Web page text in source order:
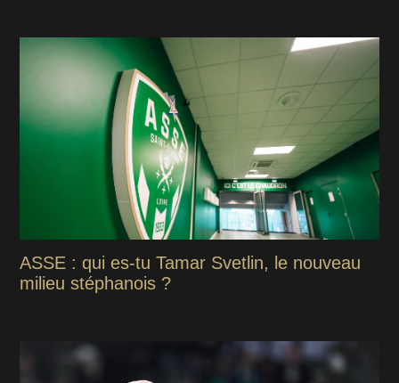
ASSE : qui es-tu Tamar Svetlin, le nouveau
milieu stéphanois ?